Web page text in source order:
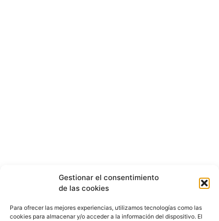
Gestionar el consentimiento
de las cookies
Para ofrecer las mejores experiencias, utilizamos tecnologías como las
cookies para almacenar y/o acceder a la información del dispositivo. El